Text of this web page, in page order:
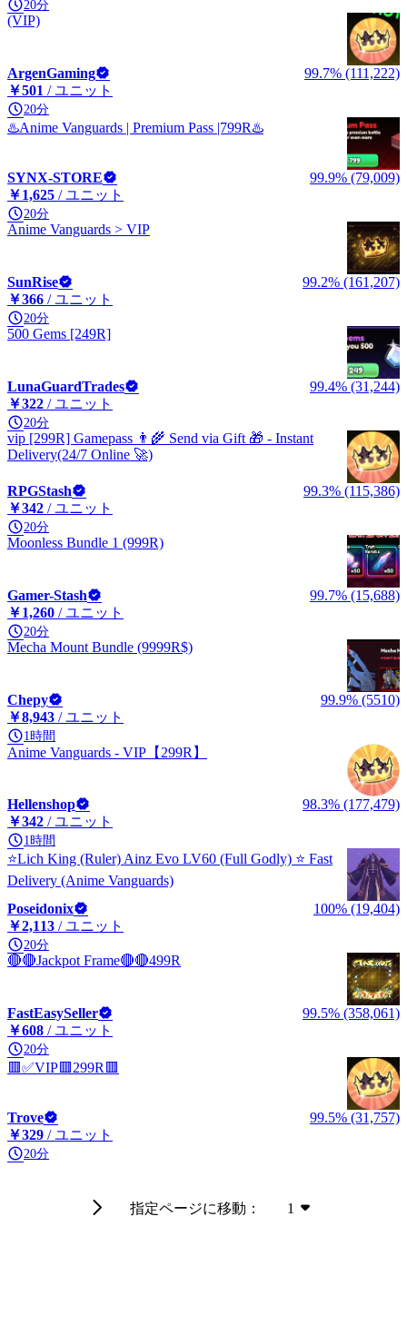
20分
(VIP)
ArgenGaming
99.7% (111,222)
￥501 / ユニット
20分
♨️Anime Vanguards | Premium Pass |799R♨️
SYNX-STORE
99.9% (79,009)
￥1,625 / ユニット
20分
Anime Vanguards > VIP
SunRise
99.2% (161,207)
￥366 / ユニット
20分
500 Gems [249R]
LunaGuardTrades
99.4% (31,244)
￥322 / ユニット
20分
vip [299R] Gamepass 👨‍🌾 Send via Gift 🎁 - Instant
Delivery(24/7 Online 🚀)
RPGStash
99.3% (115,386)
￥342 / ユニット
20分
Moonless Bundle 1 (999R)
Gamer-Stash
99.7% (15,688)
￥1,260 / ユニット
20分
Mecha Mount Bundle (9999R$)
Chepy
99.9% (5510)
￥8,943 / ユニット
1時間
Anime Vanguards - VIP【299R】
Hellenshop
98.3% (177,479)
￥342 / ユニット
1時間
⭐Lich King (Ruler) Ainz Evo LV60 (Full Godly) ⭐ Fast
Delivery (Anime Vanguards)
Poseidonix
100% (19,404)
￥2,113 / ユニット
20分
🔴🔴Jackpot Frame🔴🔴499R
FastEasySeller
99.5% (358,061)
￥608 / ユニット
20分
🟥✅VIP🟥299R🟥
Trove
99.5% (31,757)
￥329 / ユニット
20分
指定ページに移動： 1